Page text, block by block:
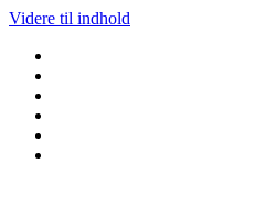
Videre til indhold